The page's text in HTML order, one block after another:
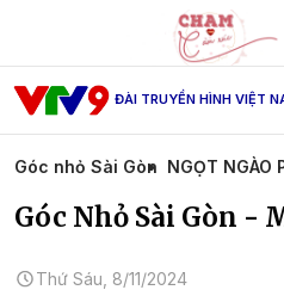
ĐÀI TRUYỀN HÌNH VIỆT
Góc nhỏ Sài Gòn NGỌT NGÀO
Góc Nhỏ Sài Gòn -
Thứ Sáu, 8/11/2024